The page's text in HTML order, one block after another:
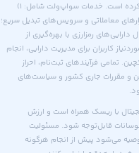
فروش، نگهداری و مدیریت دارایی‌های دیجیتال فراهم کرده است. خدمات سواپ‌ولت شامل: ۱)
معاملاتی و سرویس‌های تبدیل سریع؛
دارایی‌های رمزارزی با بهره‌گیری از
ابزارها و خدمات موردنیاز کاربران برای مدیریت دارایی، انجام
تمامی فرآیندهای ثبت‌نام، احراز
و مقررات جاری کشور و سیاست‌های
با ریسک همراه است و ارزش
قابل‌توجه شود. مسئولیت
می‌شود پیش از انجام هرگونه